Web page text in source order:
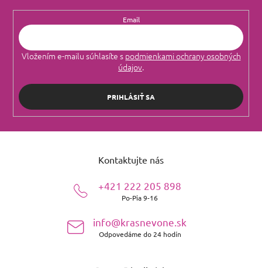
Email
Vložením e-mailu súhlasíte s podmienkami ochrany osobných
údajov.
PRIHLÁSIŤ SA
Kontaktujte nás
+421 222 205 898
Po-Pia 9-16
info@krasnevone.sk
Odpovedáme do 24 hodín